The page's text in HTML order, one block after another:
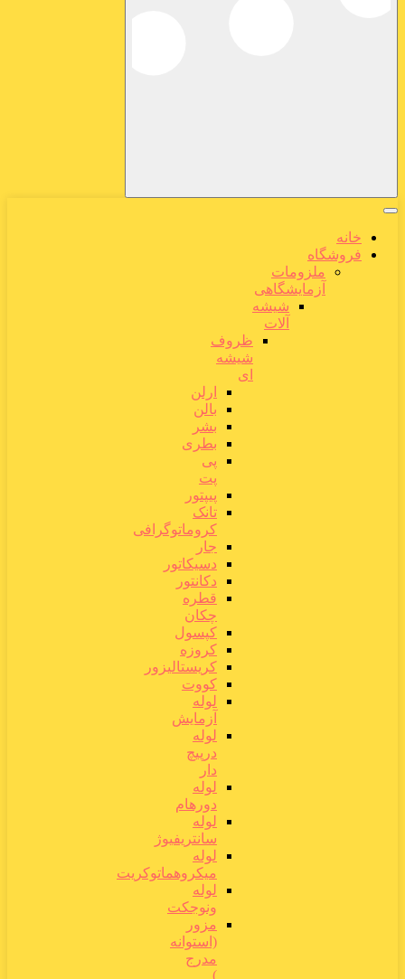
خانه
فروشگاه
ملزومات
آزمایشگاهی
شیشه
آلات
ظروف
شیشه
ای
ارلن
بالن
بشر
بطری
پی
پت
پیپتور
تانک
کروماتوگرافی
جار
دسیکاتور
دکانتور
قطره
چکان
کپسول
کروزه
کریستالیزور
کووت
لوله
آزمایش
لوله
درپیچ
دار
لوله
دورهام
لوله
سانتریفیوژ
لوله
میکروهماتوکریت
لوله
ونوجکت
مزور
(استوانه
مدرج
)